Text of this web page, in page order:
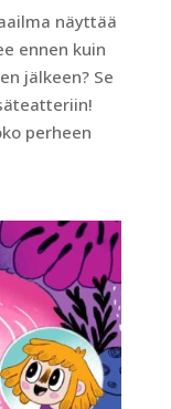
näyttää
ennen kuin
jälkeen? Se
perheen